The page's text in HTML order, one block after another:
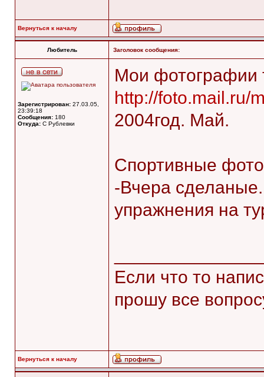
Вернуться к началу
Любитель Заголовок сообщения:
Зарегистрирован: 27.03.05,
23:39:18
Сообщения: 180
Откуда: C Рублевки
Мои фотографии
http://foto.mail.ru/
2004год. Май.
Спортивные
-Вчера
упражнения на
Если что то
прошу все
Вернуться к началу